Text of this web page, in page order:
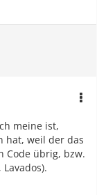
meine ist,
hat, weil der das
Code übrig, bzw.